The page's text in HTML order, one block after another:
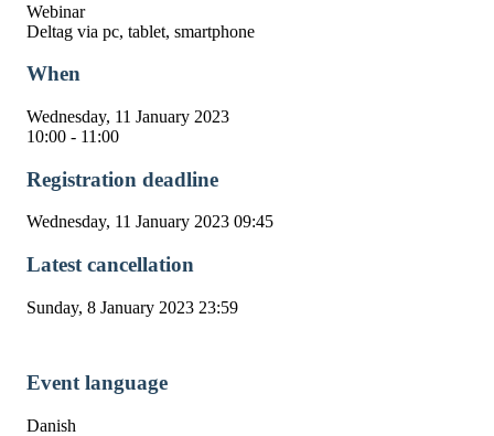
Webinar
Deltag via pc, tablet, smartphone
When
Wednesday, 11 January 2023
10:00 - 11:00
Registration deadline
Wednesday, 11 January 2023 09:45
Latest cancellation
Sunday, 8 January 2023 23:59
Event language
Danish